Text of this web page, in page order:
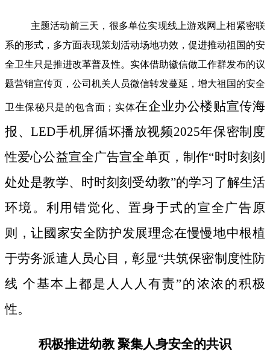
主题活动前三天，很多单位实现线上游戏网上相紧密联
系的形式，多方面表现策划活动场地功效，促进推动祖国的安
全卫生只是推进改革普及性。实体借助徽信做工作群发布的议
题营销宣传页，公司机关人员微信转发蔓延，增大祖国的安全
卫生保秘只是的包含面；实体在企业办公楼贴宣传海
报、LED手机屏循坏播放视频2025年保密制度
性爱心公益宣全广告宣全单页，制作“时时刻刻
处处是教学、时时刻刻受幼教”的学习了解生活
环境。利用错觉化、置身于式的宣全广告原
则，让國家安全防护发展理念在慢慢地中根植
于劳务派遣人员心目，彰显“共筑保密制度性防
线 个基本上都是人人人有责”的浓浓的积极
性。
积极推进幼教 聚集人身安全的共识